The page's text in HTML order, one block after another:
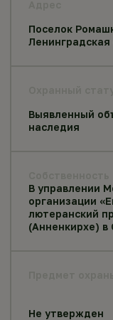
Поселок
Ленинградская
Выявленный
наследия
В управлении
организации
лютеранский
(Анненкирхе) в
Не утвержден